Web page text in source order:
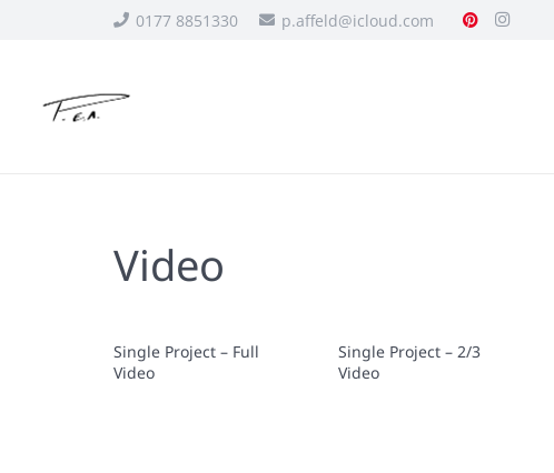
0177 8851330 p.affeld@icloud.com
Video
Single Project – Full
Video
Single Project – 2/3
Video